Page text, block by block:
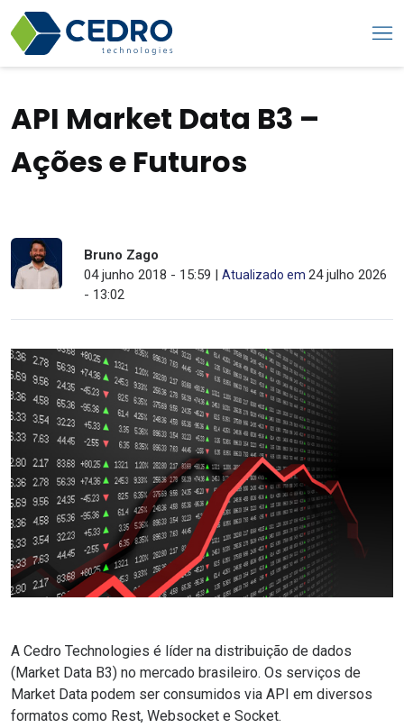
API Market Data B3 –
Ações e Futuros
Bruno Zago
04 junho 2018 - 15:59 |Atualizado em24 julho 2026
- 13:02
A Cedro Technologies é líder na distribuição de dados
(Market Data B3) no mercado brasileiro. Os serviços de
Market Data podem ser consumidos via API em diversos
formatos como Rest, Websocket e Socket.